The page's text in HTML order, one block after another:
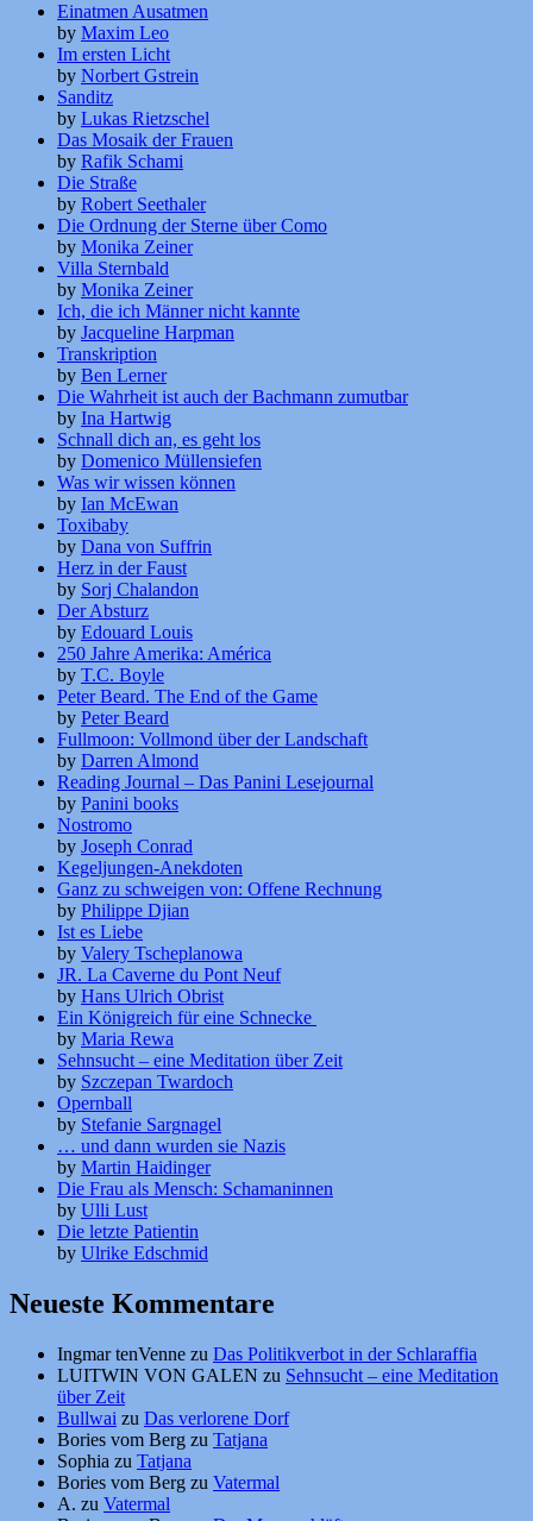
Einatmen Ausatmen
by Maxim Leo
Im ersten Licht
by Norbert Gstrein
Sanditz
by Lukas Rietzschel
Das Mosaik der Frauen
by Rafik Schami
Die Straße
by Robert Seethaler
Die Ordnung der Sterne über Como
by Monika Zeiner
Villa Sternbald
by Monika Zeiner
Ich, die ich Männer nicht kannte
by Jacqueline Harpman
Transkription
by Ben Lerner
Die Wahrheit ist auch der Bachmann zumutbar
by Ina Hartwig
Schnall dich an, es geht los
by Domenico Müllensiefen
Was wir wissen können
by Ian McEwan
Toxibaby
by Dana von Suffrin
Herz in der Faust
by Sorj Chalandon
Der Absturz
by Edouard Louis
250 Jahre Amerika: América
by T.C. Boyle
Peter Beard. The End of the Game
by Peter Beard
Fullmoon: Vollmond über der Landschaft
by Darren Almond
Reading Journal – Das Panini Lesejournal
by Panini books
Nostromo
by Joseph Conrad
Kegeljungen-Anekdoten
Ganz zu schweigen von: Offene Rechnung
by Philippe Djian
Ist es Liebe
by Valery Tscheplanowa
JR. La Caverne du Pont Neuf
by Hans Ulrich Obrist
Ein Königreich für eine Schnecke
by Maria Rewa
Sehnsucht – eine Meditation über Zeit
by Szczepan Twardoch
Opernball
by Stefanie Sargnagel
… und dann wurden sie Nazis
by Martin Haidinger
Die Frau als Mensch: Schamaninnen
by Ulli Lust
Die letzte Patientin
by Ulrike Edschmid
Neueste Kommentare
Ingmar tenVenne zu Das Politikverbot in der Schlaraffia
LUITWIN VON GALEN zu Sehnsucht – eine Meditation
über Zeit
Bullwai zu Das verlorene Dorf
Bories vom Berg zu Tatjana
Sophia zu Tatjana
Bories vom Berg zu Vatermal
A. zu Vatermal